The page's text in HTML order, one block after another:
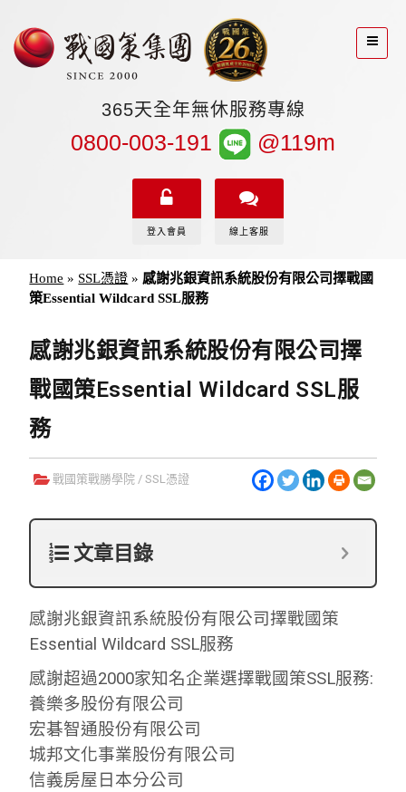
365天全年無休服務專線
0800-003-191 @119m
登入會員 線上客服
Home » SSL憑證 »感謝兆銀資訊系統股份有限公司擇戰國
策Essential Wildcard SSL服務
感謝兆銀資訊系統股份有限公司擇
戰國策Essential Wildcard SSL服
務
戰國策戰勝學院 /SSL憑證
文章目錄
感謝兆銀資訊系統股份有限公司擇戰國策
Essential Wildcard SSL服務
感謝超過2000家知名企業選擇戰國策SSL服務:
養樂多股份有限公司
宏碁智通股份有限公司
城邦文化事業股份有限公司
信義房屋日本分公司